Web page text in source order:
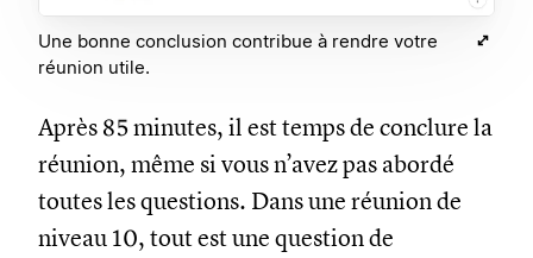
Une bonne conclusion contribue à rendre votre
réunion utile.
Après 85 minutes, il est temps de conclure la
réunion, même si vous n’avez pas abordé
toutes les questions. Dans une réunion de
niveau 10, tout est une question de